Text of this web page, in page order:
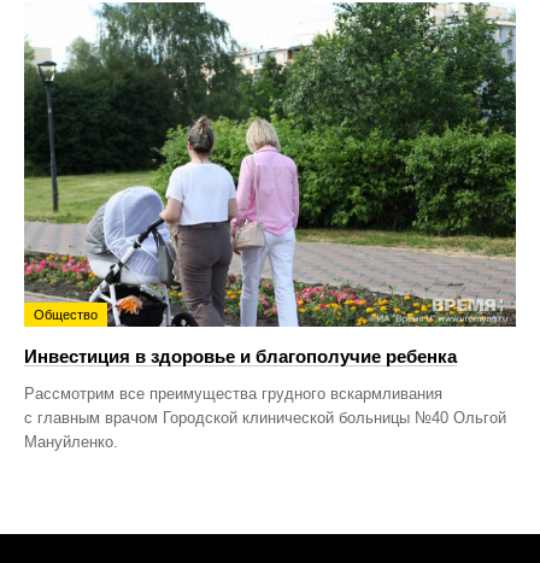
Общество
Инвестиция в здоровье и благополучие ребенка
Рассмотрим все преимущества грудного вскармливания
с главным врачом Городской клинической больницы №40 Ольгой
Мануйленко.